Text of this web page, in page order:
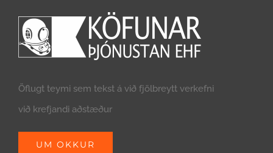
Öflugt teymi sem tekst á við fjölbreytt verkefni
við krefjandi aðstæður
UM OKKUR